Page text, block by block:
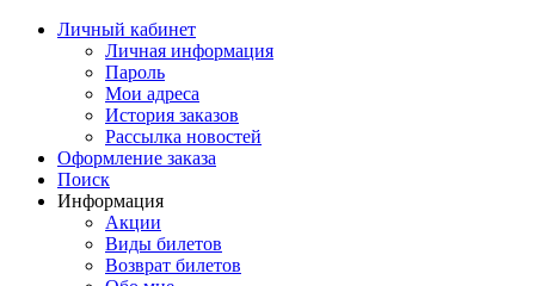
Личный кабинет
Личная информация
Пароль
Мои адреса
История заказов
Рассылка новостей
Оформление заказа
Поиск
Информация
Акции
Виды билетов
Возврат билетов